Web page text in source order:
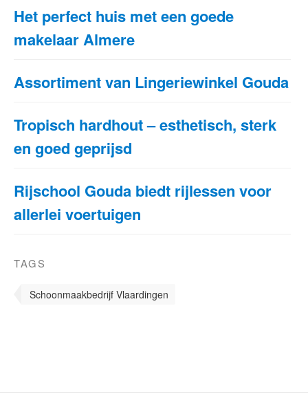
Het perfect huis met een goede
makelaar Almere
Assortiment van Lingeriewinkel Gouda
Tropisch hardhout – esthetisch, sterk
en goed geprijsd
Rijschool Gouda biedt rijlessen voor
allerlei voertuigen
TAGS
Schoonmaakbedrijf Vlaardingen